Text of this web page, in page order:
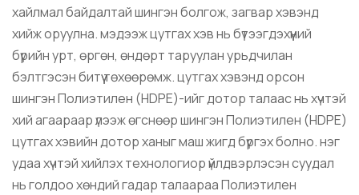
хайлмал байдалтай шингэн болгож, загвар хэвэнд
хийж оруулна. мэдээж цутгах хэв нь бүтээгдэхүүний
бүрийн урт, өргөн, өндөрт таруулан урьдчилан
бэлтгэсэн битүү төхөөрөмж. цутгах хэвэнд орсон
шингэн Полиэтилен (HDPE)-ийг дотор талаас нь хүчтэй
хий агаараар үлээж өгснөөр шингэн Полиэтилен (HDPE)
цутгах хэвийн дотор ханыг маш жигд бүргэх болно. нэг
удаа хүчтэй хийлэх технологиорүйлдвэрлэсэнсуудал
нь голдоо хөндий гадар талаараа Полиэтилен